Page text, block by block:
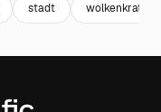
stadt wolkenkratzer